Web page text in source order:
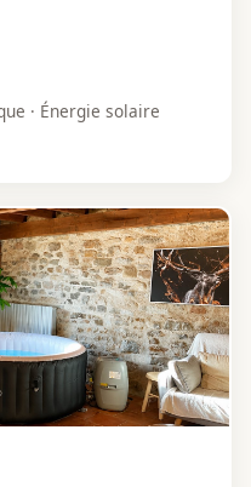
· Énergie solaire